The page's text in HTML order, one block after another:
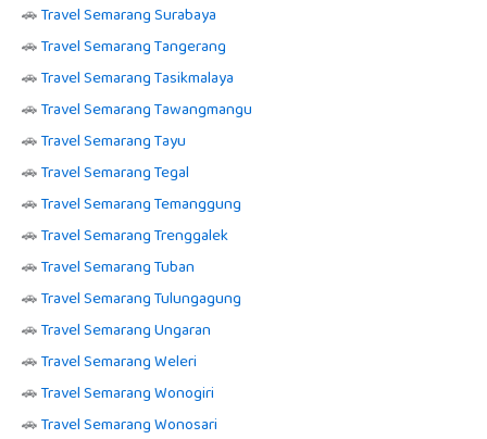
🚗Travel Semarang Surabaya
🚗Travel Semarang Tangerang
🚗Travel Semarang Tasikmalaya
🚗Travel Semarang Tawangmangu
🚗Travel Semarang Tayu
🚗Travel Semarang Tegal
🚗Travel Semarang Temanggung
🚗Travel Semarang Trenggalek
🚗Travel Semarang Tuban
🚗Travel Semarang Tulungagung
🚗Travel Semarang Ungaran
🚗Travel Semarang Weleri
🚗Travel Semarang Wonogiri
🚗Travel Semarang Wonosari